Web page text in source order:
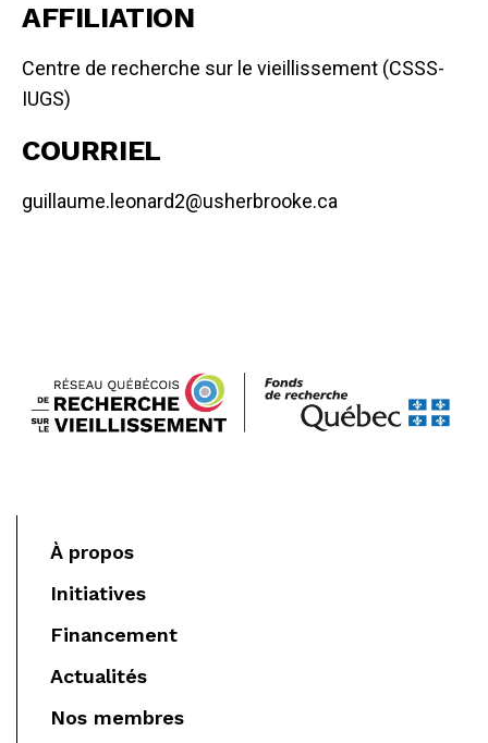
AFFILIATION
Centre de recherche sur le vieillissement (CSSS-
IUGS)
COURRIEL
guillaume.leonard2@usherbrooke.ca
À propos
Initiatives
Financement
Actualités
Nos membres